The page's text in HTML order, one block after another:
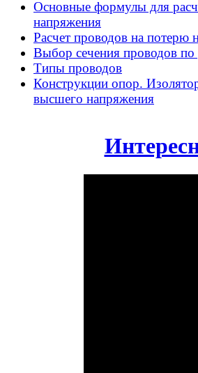
Основные формулы для
напряжения
Расчет проводов на потерю
Выбор сечения проводов по
Типы проводов
Конструкции опор.
высшего напряжения